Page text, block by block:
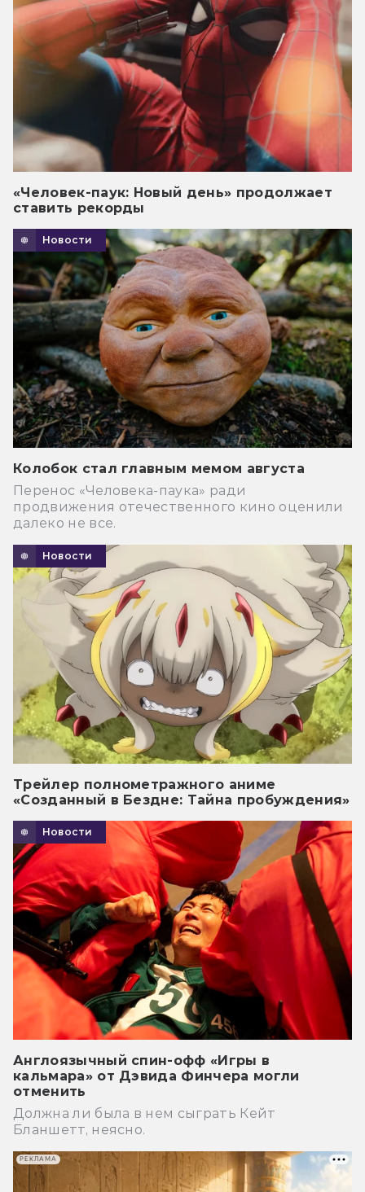
«Человек-паук: Новый день» продолжает
ставить рекорды
Новости
Колобок стал главным мемом августа
Перенос «Человека-паука» ради
продвижения отечественного кино оценили
далеко не все.
Новости
Трейлер полнометражного аниме
«Созданный в Бездне: Тайна пробуждения»
Новости
Англоязычный спин-офф «Игры в
кальмара» от Дэвида Финчера могли
отменить
Должна ли была в нем сыграть Кейт
Бланшетт, неясно.
РЕКЛАМА